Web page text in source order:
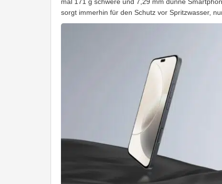
mal 171 g schwere und 7,29 mm dünne
sorgt immerhin für den Schutz vor Spritzwasser,